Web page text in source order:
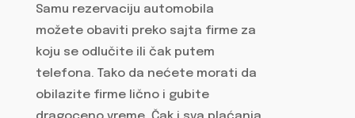
Samu rezervaciju automobila
možete obaviti preko sajta firme za
koju se odlučite ili čak putem
telefona. Tako da nećete morati da
obilazite firme lično i gubite